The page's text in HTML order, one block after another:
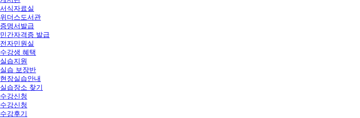
서식자료실
위더스도서관
증명서발급
민간자격증 발급
전자민원실
수강생 혜택
실습지원
실습 보장반
현장실습안내
실습장소 찾기
수강신청
수강신청
수강후기